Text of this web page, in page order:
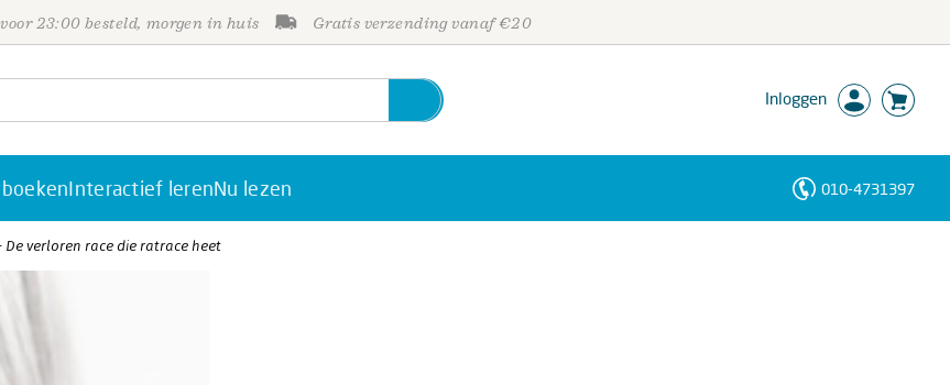
23:00 besteld, morgen in huis Gratis verzending vanaf €20
Inloggen
Interactief lerenNu lezen 010-4731397
verloren race die ratrace heet
Personen